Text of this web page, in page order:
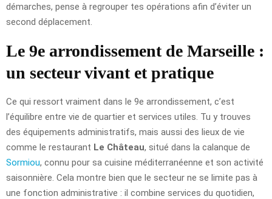
démarches, pense à regrouper tes opérations afin d’éviter un
second déplacement.
Le 9e arrondissement de Marseille :
un secteur vivant et pratique
Ce qui ressort vraiment dans le 9e arrondissement, c’est
l’équilibre entre vie de quartier et services utiles. Tu y trouves
des équipements administratifs, mais aussi des lieux de vie
comme le restaurant Le Château, situé dans la calanque de
Sormiou, connu pour sa cuisine méditerranéenne et son activité
saisonnière. Cela montre bien que le secteur ne se limite pas à
une fonction administrative : il combine services du quotidien,